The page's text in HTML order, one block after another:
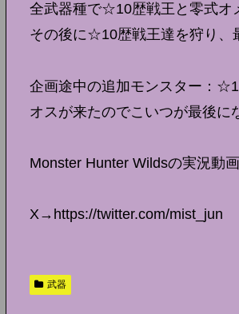
全武器種で☆10歴戦王と零式オ
その後に☆10歴戦王達を狩り、
企画途中の追加モンスター：
オスが来たのでこいつが最後に
Monster Hunter Wildsの実況動
X→https://twitter.com/mist_jun
武器